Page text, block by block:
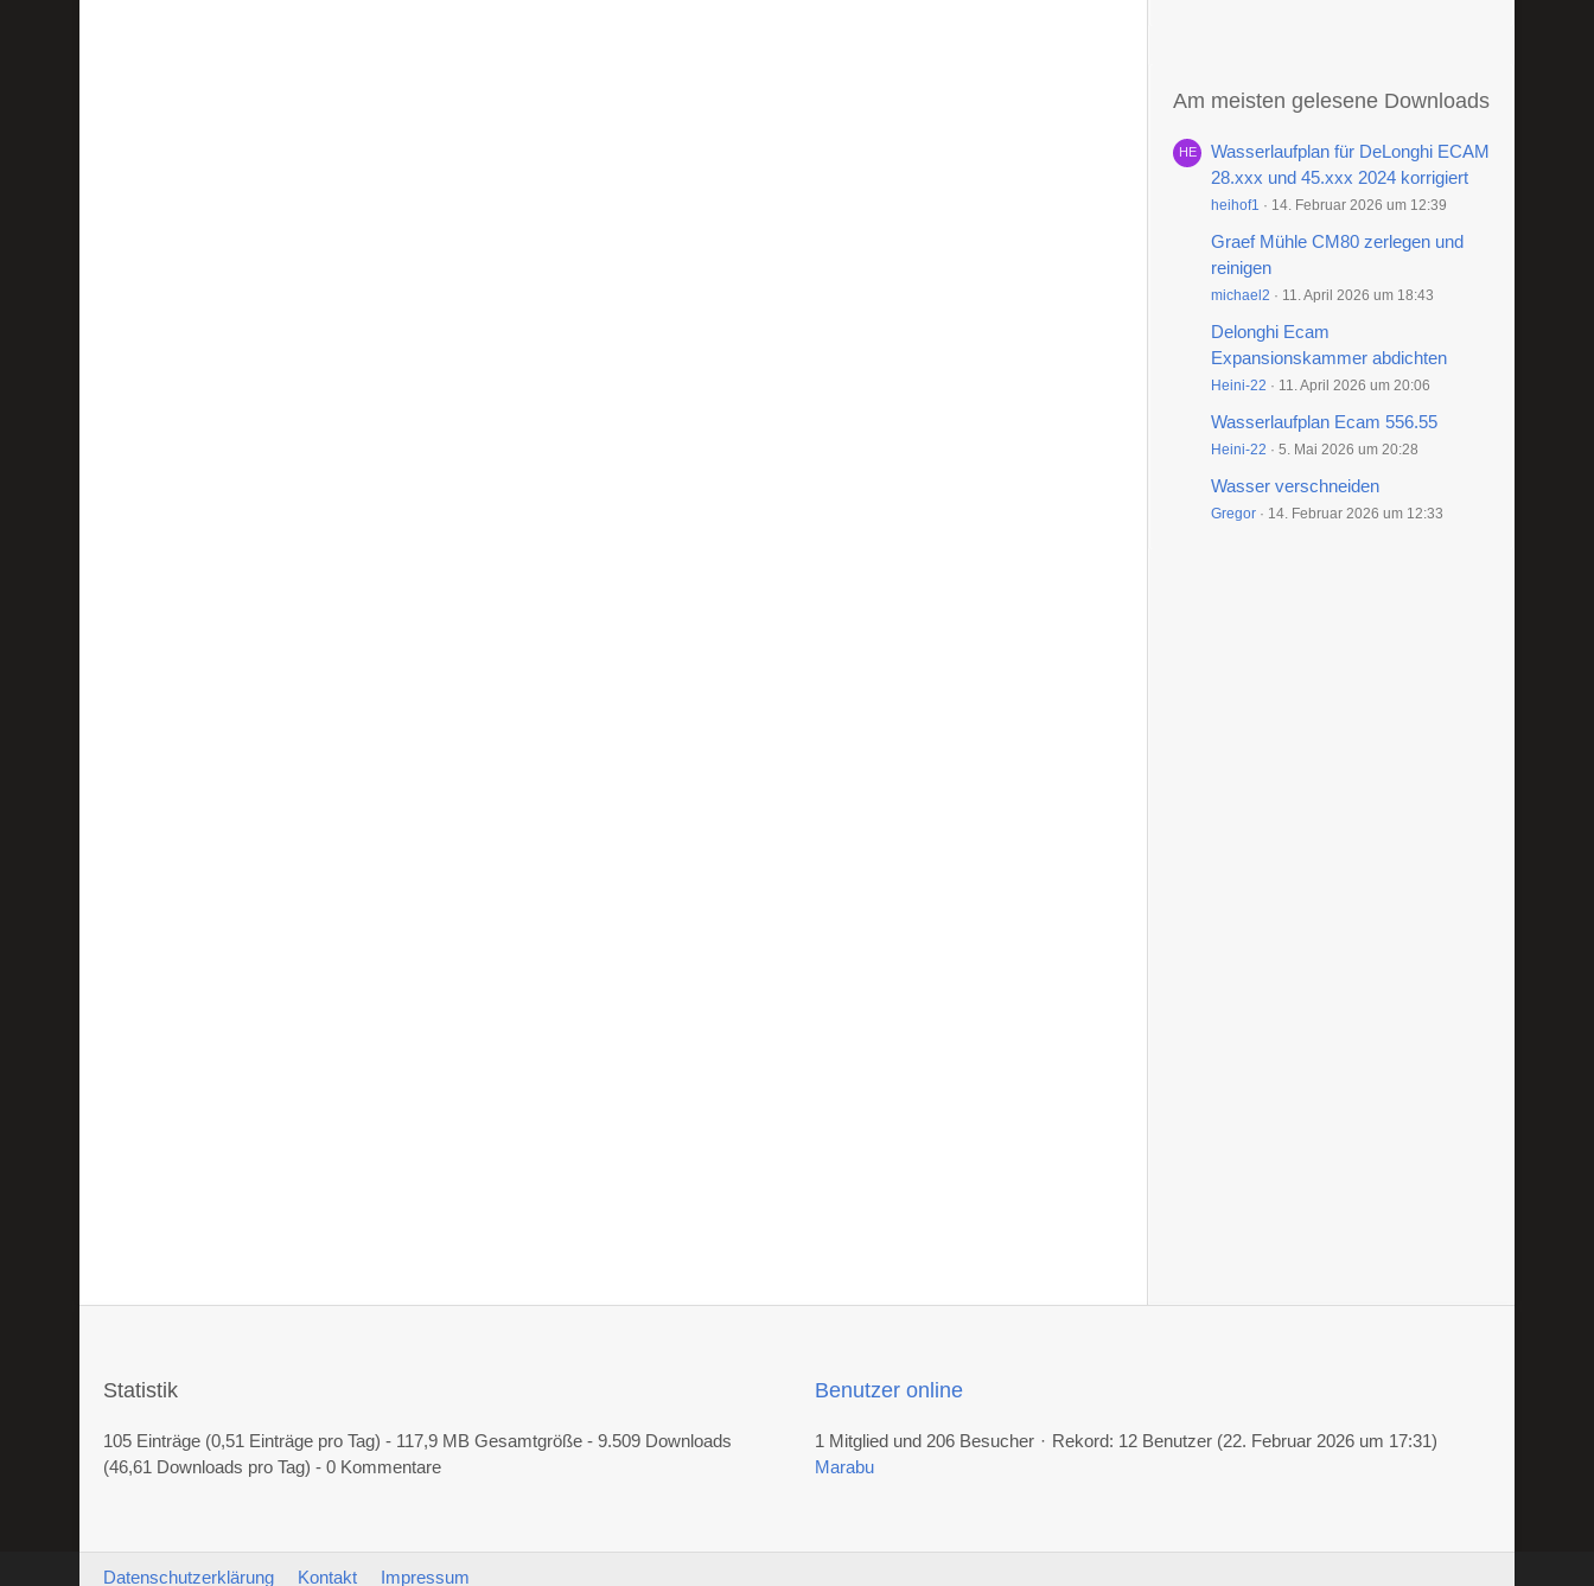
Am meisten gelesene Downloads
Wasserlaufplan für DeLonghi ECAM
28.xxx und 45.xxx 2024 korrigiert
heihof1 14. Februar 2026 um 12:39
Graef Mühle CM80 zerlegen und
reinigen
michael2 11. April 2026 um 18:43
Delonghi Ecam
Expansionskammer abdichten
Heini-22 11. April 2026 um 20:06
Wasserlaufplan Ecam 556.55
Heini-22 5. Mai 2026 um 20:28
Wasser verschneiden
Gregor 14. Februar 2026 um 12:33
Statistik
105 Einträge (0,51 Einträge pro Tag) - 117,9 MB Gesamtgröße - 9.509 Downloads
(46,61 Downloads pro Tag) - 0 Kommentare
Benutzer online
1 Mitglied und 206 Besucher Rekord: 12 Benutzer (22. Februar 2026 um 17:31)
Marabu
Datenschutzerklärung Kontakt Impressum